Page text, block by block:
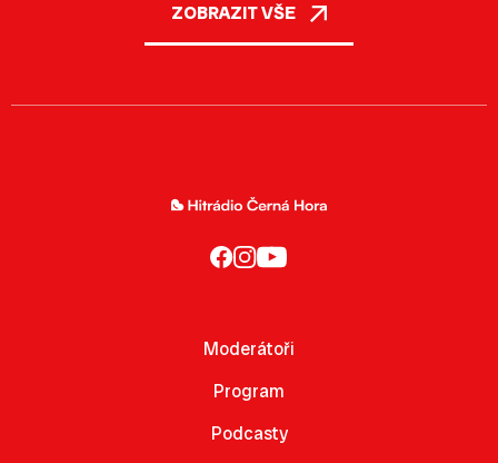
ZOBRAZIT VŠE
Moderátoři
Program
Podcasty